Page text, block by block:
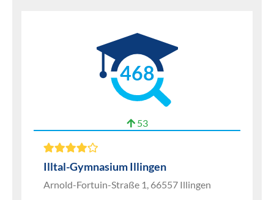
468
53
Illtal-Gymnasium Illingen
Arnold-Fortuin-Straße 1, 66557 Illingen